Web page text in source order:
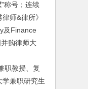
”称号；连续
师&律所》
及Finance
购律师大
教授、复
学兼职研究生